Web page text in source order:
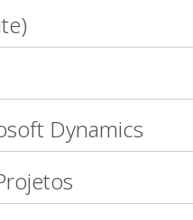
Dynamics